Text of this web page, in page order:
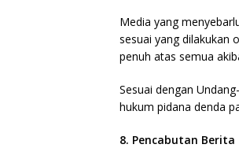
Media yang
sesuai yang dilakukan
penuh atas semua
Sesuai dengan
hukum pidana denda
8. Pencabutan Berita